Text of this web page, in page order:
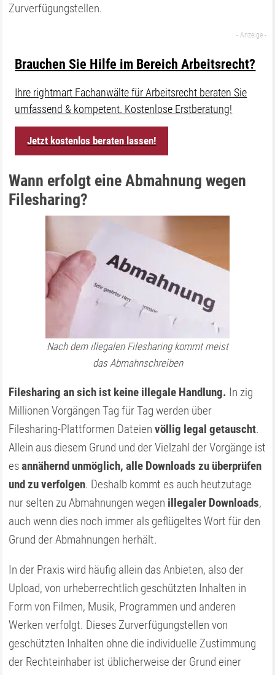
Zurverfügungstellen.
Brauchen Sie Hilfe im Bereich Arbeitsrecht?
Ihre rightmart Fachanwälte für Arbeitsrecht beraten Sie
umfassend & kompetent. Kostenlose Erstberatung!
Jetzt kostenlos beraten lassen!
Wann erfolgt eine Abmahnung wegen
Filesharing?
Nach dem illegalen Filesharing kommt meist
das Abmahnschreiben
Filesharing an sich ist keine illegale Handlung. In zig
Millionen Vorgängen Tag für Tag werden über
Filesharing-Plattformen Dateienvöllig legal getauscht.
Allein aus diesem Grund und der Vielzahl der Vorgänge ist
esannähernd unmöglich, alle Downloads zu überprüfen
und zu verfolgen. Deshalb kommt es auch heutzutage
nur selten zu Abmahnungen wegen illegaler Downloads,
auch wenn dies noch immer als geflügeltes Wort für den
Grund der Abmahnungen herhält.
In der Praxis wird häufig allein das Anbieten, also der
Upload, von urheberrechtlich geschützten Inhalten in
Form von Filmen, Musik, Programmen und anderen
Werken verfolgt. Dieses Zurverfügungstellen von
geschützten Inhalten ohne die individuelle Zustimmung
der Rechteinhaber ist üblicherweise der Grund einer